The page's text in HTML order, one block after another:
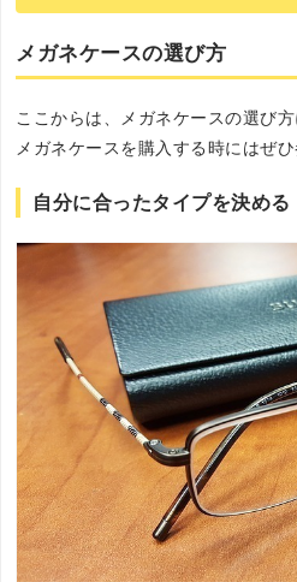
メガネケースの選び方
ここからは、メガネケースの選び
メガネケースを購入する時にはぜ
自分に合ったタイプを決める